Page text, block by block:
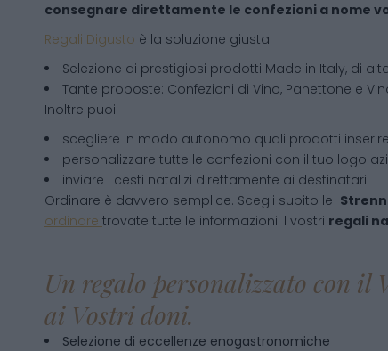
consegnare direttamente le confezioni a nome
Regali Digusto è la soluzione giusta:
Selezione di prestigiosi prodotti Made in Italy, di
Tante proposte: Confezioni di Vino, Panettone e
Inoltre puoi:
scegliere in modo autonomo quali prodotti inserire
personalizzare tutte le confezioni con il tuo logo
inviare i cesti natalizi direttamente ai destinatari
Ordinare è davvero semplice. Scegli subito le
ordinare trovate tutte le informazioni! I vostri regali
Un regalo personalizzato con il
ai Vostri doni.
Selezione di eccellenze enogastronomiche